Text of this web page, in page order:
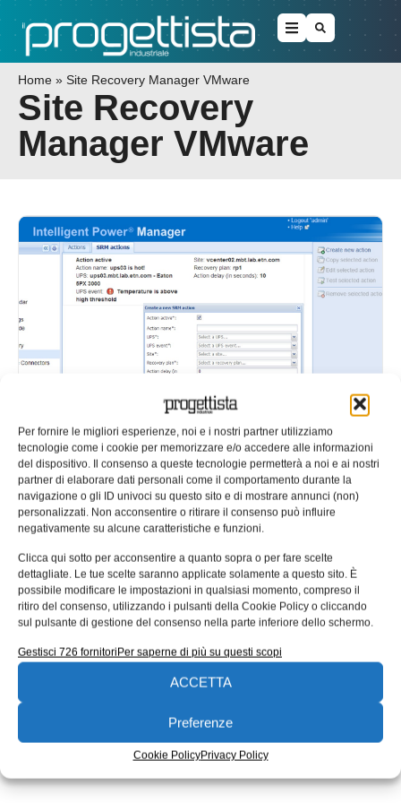
Per fornire le migliori esperienze, noi e i nostri partner utilizziamo
tecnologie come i cookie per memorizzare e/o accedere alle informazioni
del dispositivo. Il consenso a queste tecnologie permetterà a noi e ai nostri
partner di elaborare dati personali come il comportamento durante la
navigazione o gli ID univoci su questo sito e di mostrare annunci (non)
personalizzati. Non acconsentire o ritirare il consenso può influire
negativamente su alcune caratteristiche e funzioni.
Clicca qui sotto per acconsentire a quanto sopra o per fare scelte
dettagliate. Le tue scelte saranno applicate solamente a questo sito. È
possibile modificare le impostazioni in qualsiasi momento, compreso il
ritiro del consenso, utilizzando i pulsanti della Cookie Policy o cliccando
sul pulsante di gestione del consenso nella parte inferiore dello schermo.
Gestisci 726 fornitoriPer saperne di più su questi scopi
ACCETTA
Preferenze
Cookie PolicyPrivacy Policy
Home » Site Recovery Manager VMware
Site Recovery
Manager VMware
Intelligent Power Manager Eaton
rafforza l´integrazione con il Site
Recovery Manager VMware
Eaton, azienda protagonista nella Power Management,
ha annunciato oggi il lancio del suo software Intelligent
08/10/2014
EDICOLA WEB